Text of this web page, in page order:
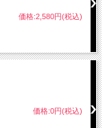
価格:2,580円(税込)
価格:0円(税込)